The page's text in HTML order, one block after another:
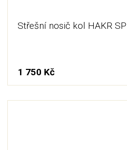
Střešní nosič kol HAKR
1 750 Kč